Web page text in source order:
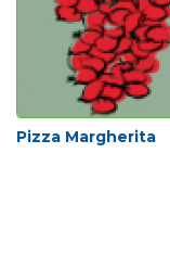
Pizza Margherita